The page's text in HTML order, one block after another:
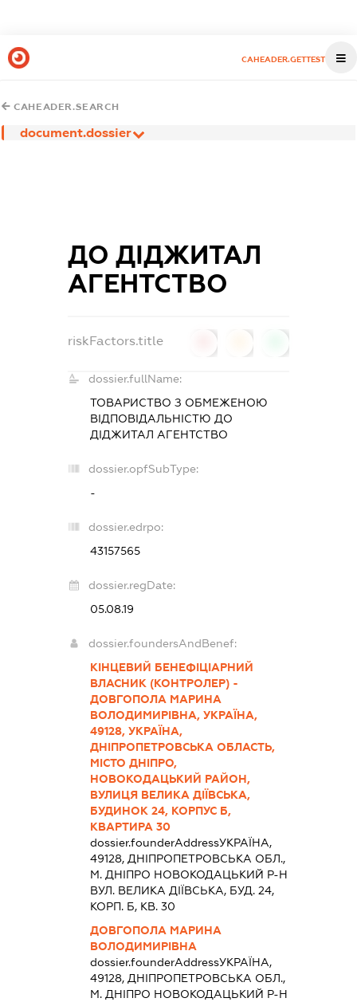
CAHEADER.GETTEST
CAHEADER.SEARCH
document.dossier
ДО ДІДЖИТАЛ
АГЕНТСТВО
riskFactors.title
dossier.fullName:
ТОВАРИСТВО З ОБМЕЖЕНОЮ
ВІДПОВІДАЛЬНІСТЮ ДО
ДІДЖИТАЛ АГЕНТСТВО
dossier.opfSubType:
-
dossier.edrpo:
43157565
dossier.regDate:
05.08.19
dossier.foundersAndBenef:
КІНЦЕВИЙ БЕНЕФІЦІАРНИЙ
ВЛАСНИК (КОНТРОЛЕР) -
ДОВГОПОЛА МАРИНА
ВОЛОДИМИРІВНА, УКРАЇНА,
49128, УКРАЇНА,
ДНІПРОПЕТРОВСЬКА ОБЛАСТЬ,
МІСТО ДНІПРО,
НОВОКОДАЦЬКИЙ РАЙОН,
ВУЛИЦЯ ВЕЛИКА ДІЇВСЬКА,
БУДИНОК 24, КОРПУС Б,
КВАРТИРА 30
dossier.founderAddressУКРАЇНА,
49128, ДНIПРОПЕТРОВСЬКА ОБЛ.,
М. ДНIПРО НОВОКОДАЦЬКИЙ Р-Н
ВУЛ. ВЕЛИКА ДІЇВСЬКА, БУД. 24,
КОРП. Б, КВ. 30
ДОВГОПОЛА МАРИНА
ВОЛОДИМИРІВНА
dossier.founderAddressУКРАЇНА,
49128, ДНIПРОПЕТРОВСЬКА ОБЛ.,
М. ДНIПРО НОВОКОДАЦЬКИЙ Р-Н